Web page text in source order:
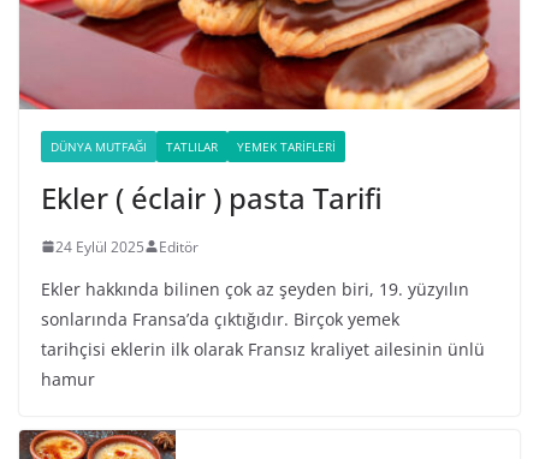
DÜNYA MUTFAĞI TATLILAR YEMEK TARIFLERI
Ekler ( éclair ) pasta Tarifi
24 Eylül 2025 Editör
Ekler hakkında bilinen çok az şeyden biri, 19. yüzyılın
sonlarında Fransa’da çıktığıdır. Birçok yemek
tarihçisi eklerin ilk olarak Fransız kraliyet ailesinin ünlü
hamur